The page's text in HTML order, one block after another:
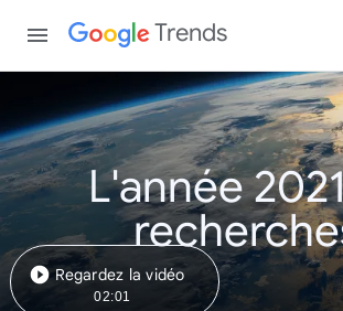
Trends
L'année
Regardez la vidéo
02:01